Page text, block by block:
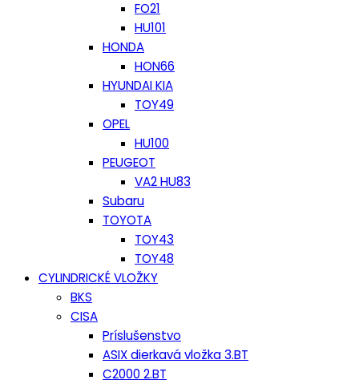
FO21
HU101
HONDA
HON66
HYUNDAI KIA
TOY49
OPEL
HU100
PEUGEOT
VA2 HU83
Subaru
TOYOTA
TOY43
TOY48
CYLINDRICKÉ VLOŽKY
BKS
CISA
Príslušenstvo
ASIX dierkavá vložka 3.BT
C2000 2.BT